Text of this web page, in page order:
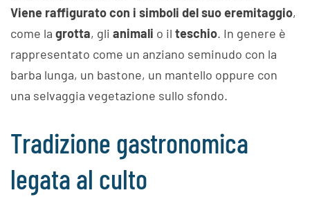
Viene raffigurato con i simboli del suo eremitaggio,
come la grotta, gli animali o il teschio. In genere è
rappresentato come un anziano seminudo con la
barba lunga, un bastone, un mantello oppure con
una selvaggia vegetazione sullo sfondo.
Tradizione gastronomica
legata al culto